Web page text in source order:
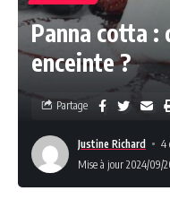
Panna cotta :
enceinte ?
Justine Richard
4
Mise à jour 2024/09/
Partage